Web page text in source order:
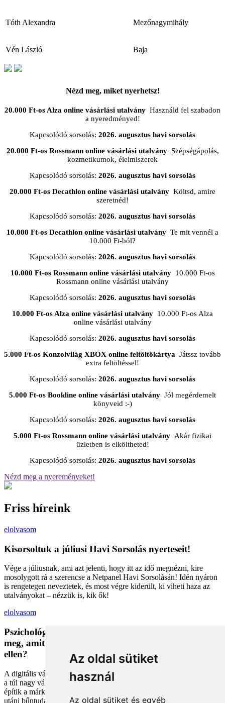
Az oldal sütiket
használ
Az oldal sütiket és egyéb
Tóth Alexandra Mezőnagymihály
Vén László Baja
Nézd meg, miket nyerhetsz!
20.000 Ft-os Alza online vásárlási utalvány Használd fel szabadon
a nyeredményed!
Kapcsolódó sorsolás: 2026. augusztus havi sorsolás
20.000 Ft-os Rossmann online vásárlási utalványSzépségápolás,
kozmetikumok, élelmiszerek
Kapcsolódó sorsolás: 2026. augusztus havi sorsolás
20.000 Ft-os Decathlon online vásárlási utalvány Költsd, amire
szeretnéd!
Kapcsolódó sorsolás: 2026. augusztus havi sorsolás
10.000 Ft-os Decathlon online vásárlási utalvány Te mit vennél a
10.000 Ft-ból?
Kapcsolódó sorsolás: 2026. augusztus havi sorsolás
10.000 Ft-os Rossmann online vásárlási utalvány10.000 Ft-os
Rossmann online vásárlási utalvány
Kapcsolódó sorsolás: 2026. augusztus havi sorsolás
10.000 Ft-os Alza online vásárlási utalvány 10.000 Ft-os Alza
online vásárlási utalvány
Kapcsolódó sorsolás: 2026. augusztus havi sorsolás
5.000 Ft-os Konzolvilág XBOX online feltöltőkártya Játssz tovább
extra feltöltéssel!
Kapcsolódó sorsolás: 2026. augusztus havi sorsolás
5.000 Ft-os Bookline online vásárlási utalvány Jól megérdemelt
könyveid :-)
Kapcsolódó sorsolás: 2026. augusztus havi sorsolás
5.000 Ft-os Rossmann online vásárlási utalvány Akár fizikai
üzletben is elköltheted!
Kapcsolódó sorsolás: 2026. augusztus havi sorsolás
Nézd meg a nyereményeket!
Friss híreink
elolvasom
Kisorsoltuk a júliusi Havi Sorsolás nyerteseit!
Vége a júliusnak, ami azt jelenti, hogy itt az idő megnézni, kire
mosolygott rá a szerencse a Netpanel Havi Sorsolásán! Idén nyáron
is rengetegen neveztetek, és most végre kiderült, ki viheti haza az
utalványokat – nézzük is, kik ők!
elolvasom
Pszichológiai trükkök a kosárban: Miért vesszük
meg, amit megveszünk, és mit tehetünk a bűntudat
ellen?
A digitális vásárlás kényelmes, de tele van pszichológiai csapdákkal
a túl nagy választéktól a hosszas böngészésig. Megmutatjuk, hogyan
építik a márkák a bizalmadat online, és miként kerüld el a vásárlás
utáni bűntudatot tudatos döntésekkel. Készülj fel, hogy máshogy